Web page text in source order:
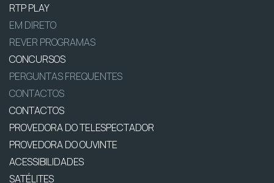
RTP PLAY
EM DIRETO
REVER PROGRAMAS
CONCURSOS
PERGUNTAS FREQUENTES
CONTACTOS
CONTACTOS
PROVEDORA DO TELESPECTADOR
PROVEDORA DO OUVINTE
ACESSIBILIDADES
SATÉLITES